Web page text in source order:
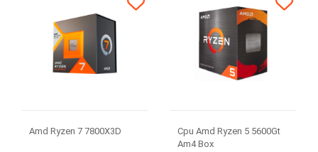
Amd Ryzen 7 7800X3D
Cpu Amd Ryzen 5 5600Gt
Am4 Box